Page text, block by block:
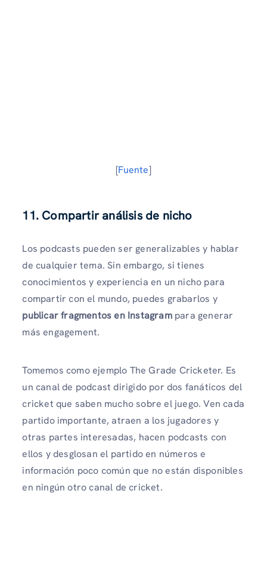
[Fuente]
11. Compartir análisis de nicho
Los podcasts pueden ser generalizables y hablar
de cualquier tema. Sin embargo, si tienes
conocimientos y experiencia en un nicho para
compartir con el mundo, puedes grabarlos y
publicar fragmentos en Instagrampara generar
más engagement.
Tomemos como ejemplo The Grade Cricketer. Es
un canal de podcast dirigido por dos fanáticos del
cricket que saben mucho sobre el juego. Ven cada
partido importante, atraen a los jugadores y
otras partes interesadas, hacen podcasts con
ellos y desglosan el partido en números e
información poco común que no están disponibles
en ningún otro canal de cricket.